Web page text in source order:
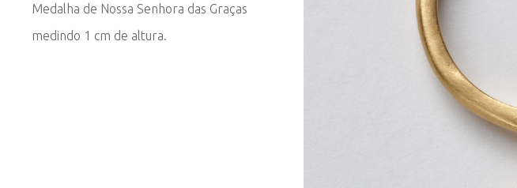
Medalha de Nossa Senhora das Graças
medindo 1 cm de altura.